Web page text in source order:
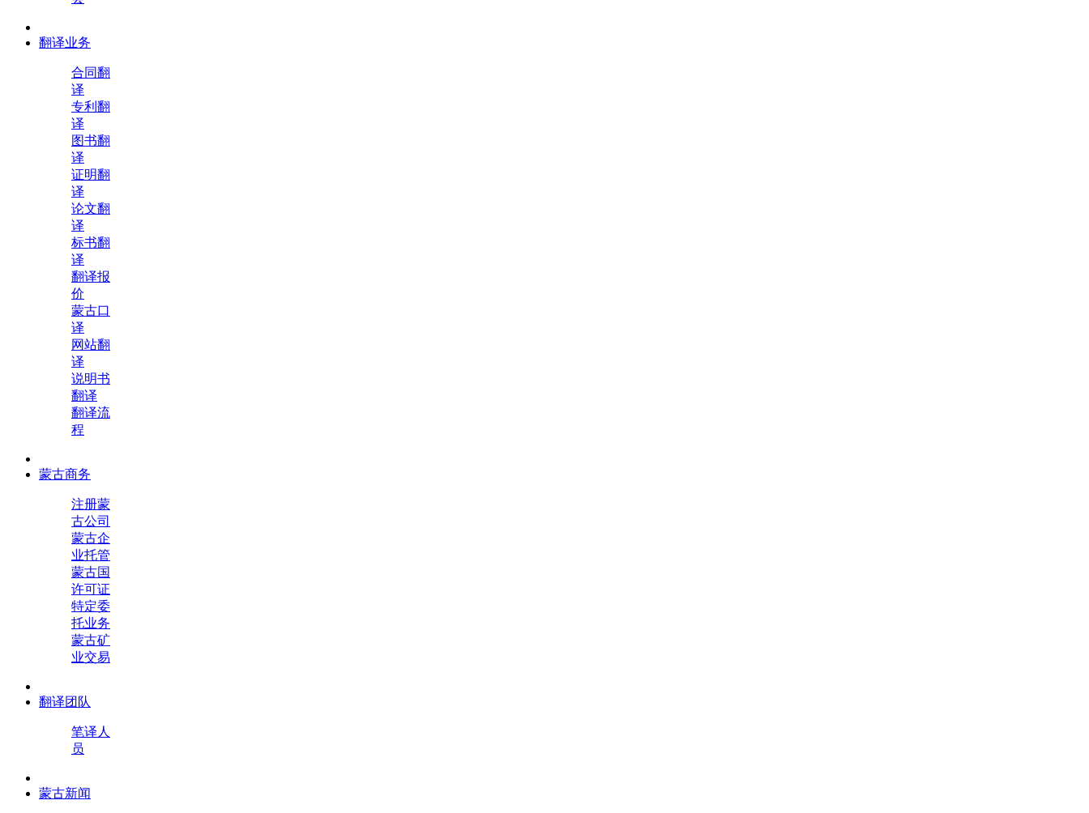
翻译业务
合同翻
译
专利翻
译
图书翻
译
证明翻
译
论文翻
译
标书翻
译
翻译报
价
蒙古口
译
网站翻
译
说明书
翻译
翻译流
程
蒙古商务
注册蒙
古公司
蒙古企
业托管
蒙古国
许可证
特定委
托业务
蒙古矿
业交易
翻译团队
笔译人
员
蒙古新闻